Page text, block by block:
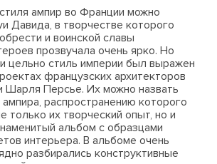
ампир во Франции можно
Давида, в творчестве которого
и воинской славы
прозвучала очень ярко. Но
цельно стиль империи был выражен
французских архитекторов
Шарля Персье. Их можно назвать
распространению которого
только их творческий опыт, но и
альбом с образцами
интерьера. В альбоме очень
разбирались конструктивные